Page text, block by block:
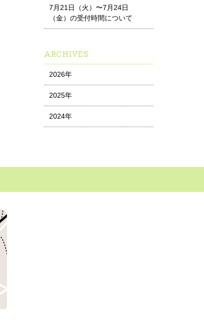
7月21日（火）〜7月24日
（金）の受付時間について
ARCHIVES
2026年
2025年
2024年